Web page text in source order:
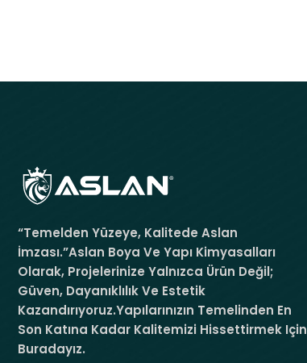
“Temelden Yüzeye, Kalitede Aslan
İmzası.”Aslan Boya Ve Yapı Kimyasalları
Olarak, Projelerinize Yalnızca Ürün Değil;
Güven, Dayanıklılık Ve Estetik
Kazandırıyoruz.Yapılarınızın Temelinden En
Son Katına Kadar Kalitemizi Hissettirmek Için
Buradayız.